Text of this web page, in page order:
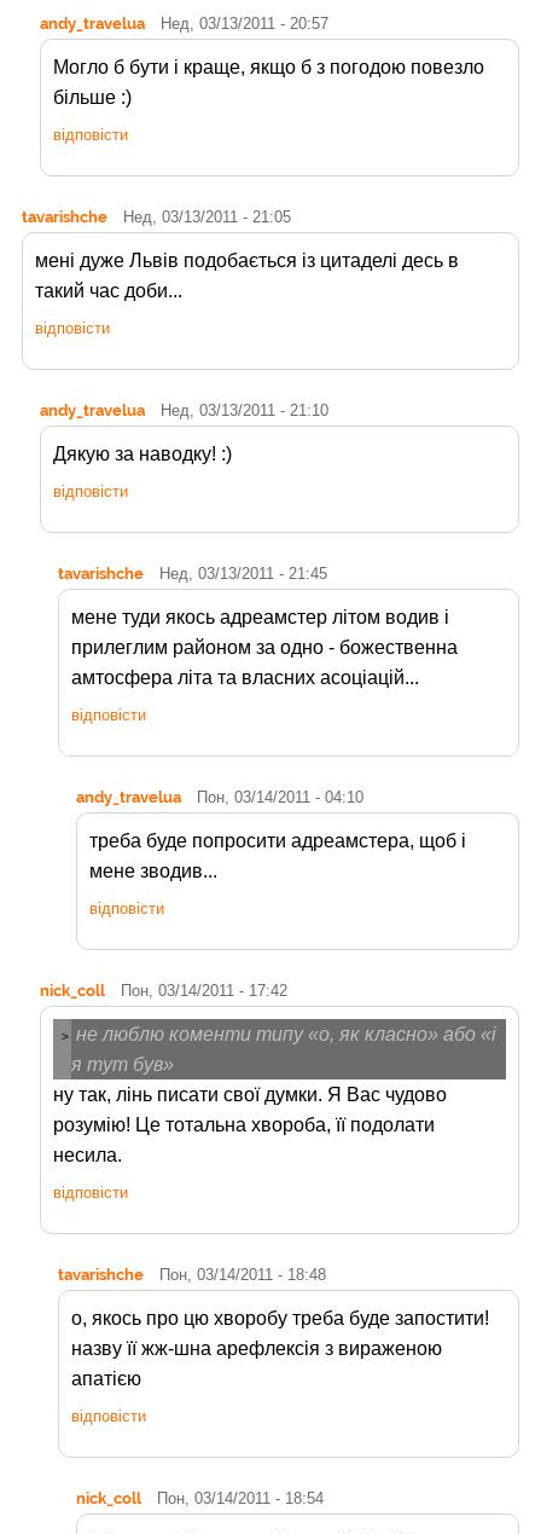
andy_travelua Нед, 03/13/2011 - 20:57
Могло б бути і краще, якщо б з погодою повезло
більше :)
відповісти
tavarishche Нед, 03/13/2011 - 21:05
мені дуже Львів подобається із цитаделі десь в
такий час доби...
відповісти
andy_travelua Нед, 03/13/2011 - 21:10
Дякую за наводку! :)
відповісти
tavarishche Нед, 03/13/2011 - 21:45
мене туди якось адреамстер літом водив і
прилеглим районом за одно - божественна
амтосфера літа та власних асоціацій...
відповісти
andy_travelua Пон, 03/14/2011 - 04:10
треба буде попросити адреамстера, щоб і
мене зводив...
відповісти
nick_coll Пон, 03/14/2011 - 17:42
> не люблю коменти типу «о, як класно» або «і
я тут був»
ну так, лінь писати свої думки. Я Вас чудово
розумію! Це тотальна хвороба, її подолати
несила.
відповісти
tavarishche Пон, 03/14/2011 - 18:48
о, якось про цю хворобу треба буде запостити!
назву її жж-шна арефлексія з вираженою
апатією
відповісти
nick_coll Пон, 03/14/2011 - 18:54